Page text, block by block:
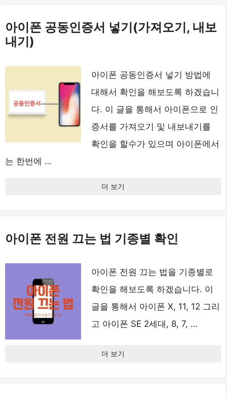
아이폰 공동인증서 넣기(가져오기, 내보
내기)
아이폰 공동인증서 넣기 방법에
대해서 확인을 해보도록 하겠습니
다. 이 글을 통해서 아이폰으로 인
증서를 가져오기 및 내보내기를
확인을 할수가 있으며 아이폰에서
는 한번에 …
더 보기
아이폰 전원 끄는 법 기종별 확인
아이폰 전원 끄는 법을 기종별로
확인을 해보도록 하겠습니다. 이
글을 통해서 아이폰 X, 11, 12 그리
고 아이폰 SE 2세대, 8, 7, …
더 보기